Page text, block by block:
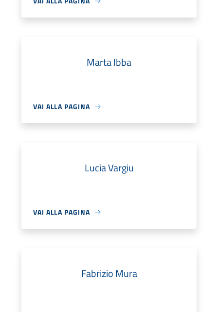
Marta Ibba
VAI ALLA PAGINA
Lucia Vargiu
VAI ALLA PAGINA
Fabrizio Mura